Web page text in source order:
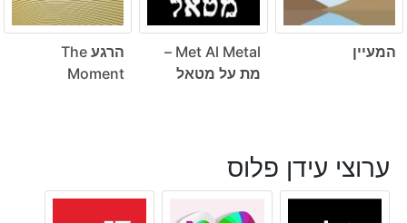
המעיין
Met Al Metal –
מת על מטאל
הרגע The
Moment
ערוצי עידן פלוס